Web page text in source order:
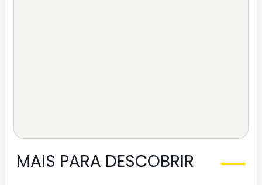
MAIS PARA DESCOBRIR